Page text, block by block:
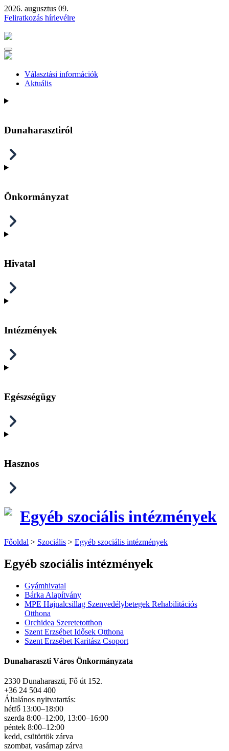
2026. augusztus 09.
Feliratkozás hírlevélre
Választási információk
Aktuális
Dunaharasztiról
Önkormányzat
Hivatal
Intézmények
Egészségügy
Hasznos
Egyéb szociális intézmények
Főoldal > Szociális > Egyéb szociális intézmények
Egyéb szociális intézmények
Gyámhivatal
Bárka Alapítvány
MPE Hajnalcsillag Szenvedélybetegek Rehabilitációs
Otthona
Orchidea Szeretetotthon
Szent Erzsébet Idősek Otthona
Szent Erzsébet Karitász Csoport
Dunaharaszti Város Önkormányzata
2330 Dunaharaszti, Fő út 152.
+36 24 504 400
Általános nyitvatartás:
hétfő 13:00–18:00
szerda 8:00–12:00, 13:00–16:00
péntek 8:00–12:00
kedd, csütörtök zárva
szombat, vasárnap zárva